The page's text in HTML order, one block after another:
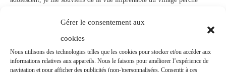
Gérer le consentement aux
cookies
Nous utilisons des technologies telles que les cookies pour stocker et/ou accéder aux
informations relatives aux appareils. Nous le faisons pour améliorer l’expérience de
navigation et pour afficher des publicités (non-)personnalisées. Consentir à ces